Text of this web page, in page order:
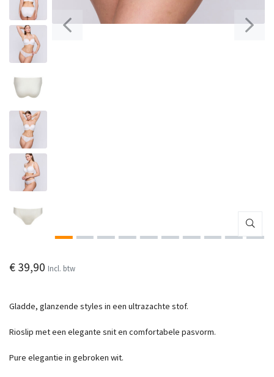
€ 39,90 Incl. btw
Gladde, glanzende styles in een ultrazachte stof.
Rioslip met een elegante snit en comfortabele pasvorm.
Pure elegantie in gebroken wit.